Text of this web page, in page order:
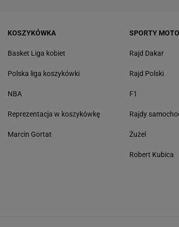
KOSZYKÓWKA
Basket Liga kobiet
Polska liga koszykówki
NBA
Reprezentacja w koszykówkę
Marcin Gortat
SPORTY
Rajd Dakar
Rajd Polski
F1
Rajdy
Żużel
Robert Kubica